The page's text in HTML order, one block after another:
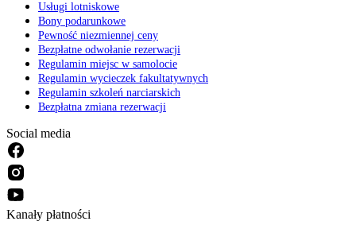
Usługi lotniskowe
Bony podarunkowe
Pewność niezmiennej ceny
Bezpłatne odwołanie rezerwacji
Regulamin miejsc w samolocie
Regulamin wycieczek fakultatywnych
Regulamin szkoleń narciarskich
Bezpłatna zmiana rezerwacji
Social media
Kanały płatności